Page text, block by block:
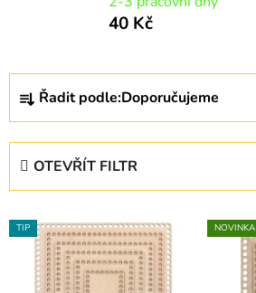
40 Kč
Ř
z
p
Řadit podle:Doporučujeme
OTEVŘÍT FILTR
V
ý
TIP NOVINKA